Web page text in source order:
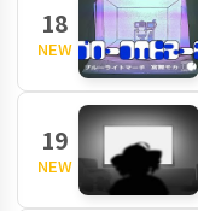
18
NEW
19
NEW